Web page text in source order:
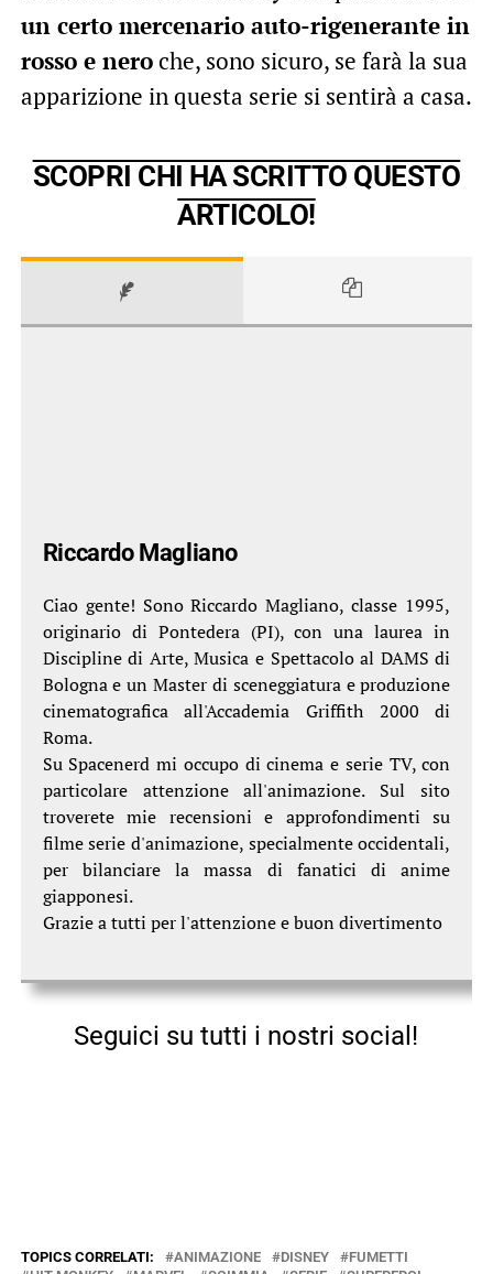
un certo mercenario auto-rigenerante in
rosso e neroche, sono sicuro, se farà la sua
apparizione in questa serie si sentirà a casa.
SCOPRI CHI HA SCRITTO QUESTO
ARTICOLO!
Riccardo Magliano
Ciao gente! Sono Riccardo Magliano, classe 1995,
originario di Pontedera (PI), con una laurea in
Discipline di Arte, Musica e Spettacolo al DAMS di
Bologna e un Master di sceneggiatura e produzione
cinematografica all'Accademia Griffith 2000 di
Roma.
Su Spacenerd mi occupo di cinema e serie TV, con
particolare attenzione all'animazione. Sul sito
troverete mie recensioni e approfondimenti su
filme serie d'animazione, specialmente occidentali,
per bilanciare la massa di fanatici di anime
giapponesi.
Grazie a tutti per l'attenzione e buon divertimento
Seguici su tutti i nostri social!
TOPICS CORRELATI: ANIMAZIONE DISNEY
FUMETTI